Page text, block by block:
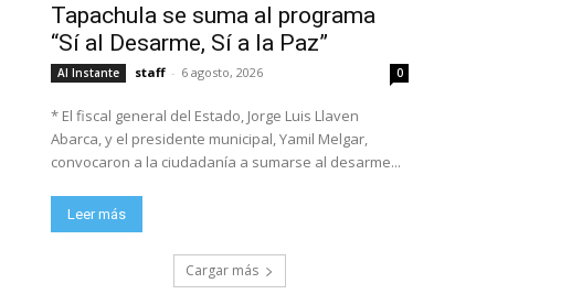
Tapachula se suma al programa
“Sí al Desarme, Sí a la Paz”
Al Instante staff - 6 agosto, 2026 0
* El fiscal general del Estado, Jorge Luis Llaven
Abarca, y el presidente municipal, Yamil Melgar,
convocaron a la ciudadanía a sumarse al desarme...
Leer más
Cargar más